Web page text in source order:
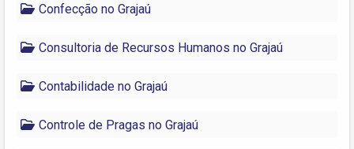
Confecção no Grajaú
Consultoria de Recursos Humanos no Grajaú
Contabilidade no Grajaú
Controle de Pragas no Grajaú